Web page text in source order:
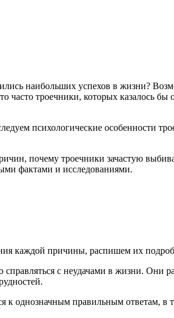
наибольших успехов в жизни?
часто троечники, которых казалось бы
психологические особенности
почему троечники зачастую
фактами и исследованиями.
каждой причины, распишем их
справляться с неудачами в жизни. Они
к однозначным правильным ответам, в